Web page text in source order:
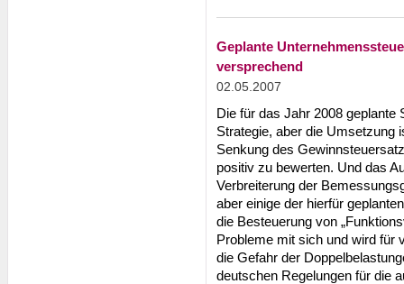
Geplante
versprechend
02.05.2007
Die für das Jahr 2008 geplante
Strategie, aber die Umsetzung
Senkung des
positiv zu bewerten. Und das
Verbreiterung der
aber einige der hierfür
die Besteuerung von
Probleme mit sich und wird für
die Gefahr der
deutschen Regelungen für die